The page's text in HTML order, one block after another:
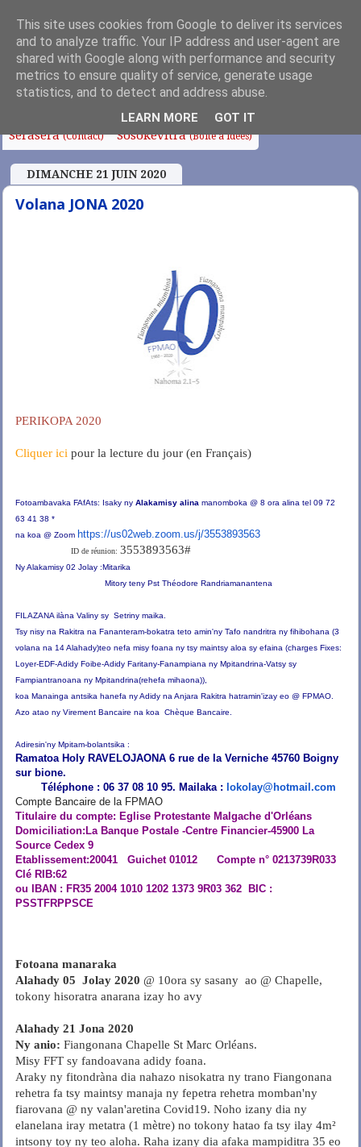
Fanoroana (Index) Fanolorana (Intro) Edito
Anjara Soa
Serasera(Contact) Sosokevitra(Boîte à idées)
DIMANCHE 21 JUIN 2020
Volana JONA 2020
PERIKOPA 2020
Cliquer ici pour la lecture du jour (en Français)
Fotoambavaka FAfAts: Isaky ny Alakamisy alina manomboka @ 8 ora alina tel 09 72
63 41 38 *
na koa @ Zoom https://us02web.zoom.us/j/3553893563
ID de réunion: 3553893563#
Ny Alakamisy 02 Jolay :Mitarika
Mitory teny Pst Théodore Randriamanantena
FILAZANA ilàna Valiny sy Setriny maika.
Tsy nisy na Rakitra na Fananteram-bokatra teto amin'ny Tafo nandritra ny fihibohana (3
volana na 14 Alahady)teo nefa misy foana ny tsy maintsy aloa sy efaina (charges Fixes:
Loyer-EDF-Adidy Foibe-Adidy Faritany-Fanampiana ny Mpitandrina-Vatsy sy
Fampiantranoana ny Mpitandrina(rehefa mihaona)),
koa Manainga antsika hanefa ny Adidy na Anjara Rakitra hatramin'izay eo @ FPMAO.
Azo atao ny Virement Bancaire na koa Chèque Bancaire.
Adiresin'ny Mpitam-bolantsika :
Ramatoa Holy RAVELOJAONA 6 rue de la Verniche 45760 Boigny
sur bione.
Téléphone : 06 37 08 10 95. Mailaka : lokolay@hotmail.com
Compte Bancaire de la FPMAO
Titulaire du compte: Eglise Protestante Malgache d'Orléans
Domiciliation:La Banque Postale -Centre Financier-45900 La
Source Cedex 9
Etablissement:20041 Guichet 01012 Compte n° 0213739R033
Clé RIB:62
ou IBAN : FR35 2004 1010 1202 1373 9R03 362 BIC :
PSSTFRPPSCE
Fotoana manaraka
Alahady 05 Jolay 2020 @ 10ora sy sasany ao @ Chapelle,
tokony hisoratra anarana izay ho avy
Alahady 21 Jona 2020
Ny anio: Fiangonana Chapelle St Marc Orléans.
Misy FFT sy fandoavana adidy foana.
Araky ny fitondràna dia nahazo nisokatra ny trano Fiangonana
rehetra fa tsy maintsy manaja ny fepetra rehetra momban'ny
fiarovana @ ny valan'aretina Covid19. Noho izany dia ny
elanelana iray metatra (1 mètre) no tokony hatao fa tsy ilay 4m²
intsony toy ny teo aloha. Raha izany dia afaka mampiditra 35 eo
This site uses cookies from Google to deliver its services
and to analyze traffic. Your IP address and user-agent are
shared with Google along with performance and security
metrics to ensure quality of service, generate usage
statistics, and to detect and address abuse.
LEARN MORE GOT IT